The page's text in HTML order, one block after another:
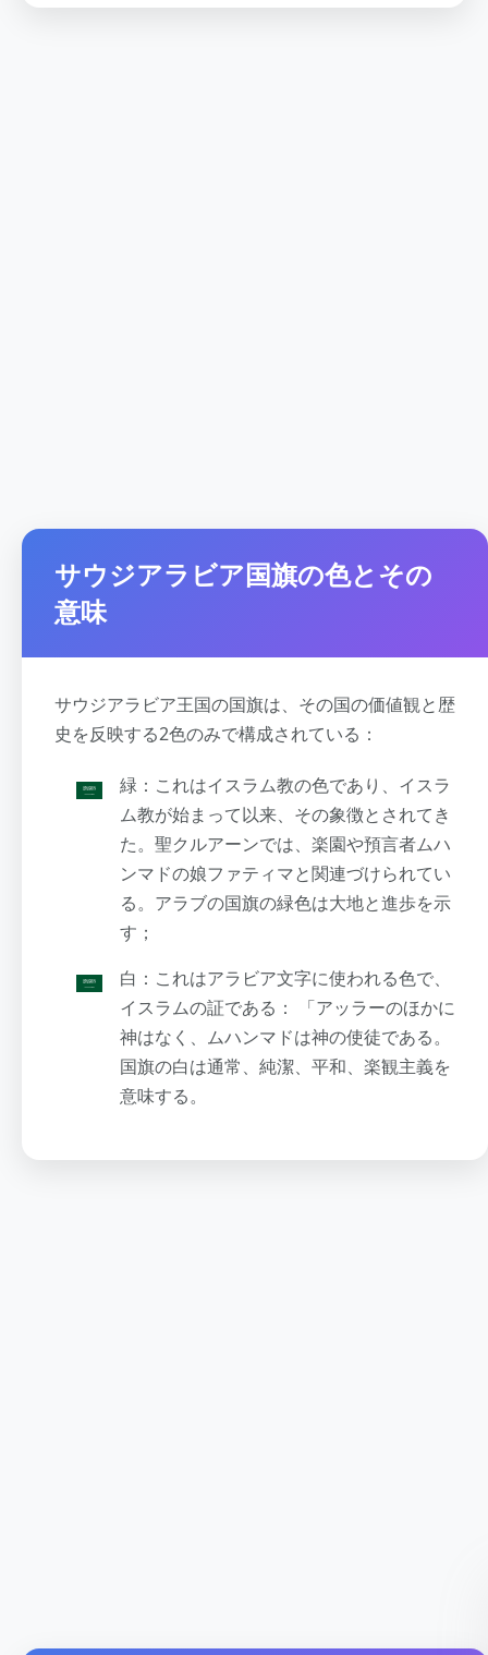
サウジアラビア国旗の色とその
意味
サウジアラビア王国の国旗は、その国の価値観と歴
史を反映する2色のみで構成されている：
緑：これはイスラム教の色であり、イスラ
ム教が始まって以来、その象徴とされてき
た。聖クルアーンでは、楽園や預言者ムハ
ンマドの娘ファティマと関連づけられてい
る。アラブの国旗の緑色は大地と進歩を示
す；
白：これはアラビア文字に使われる色で、
イスラムの証である： 「アッラーのほかに
神はなく、ムハンマドは神の使徒である。
国旗の白は通常、純潔、平和、楽観主義を
意味する。